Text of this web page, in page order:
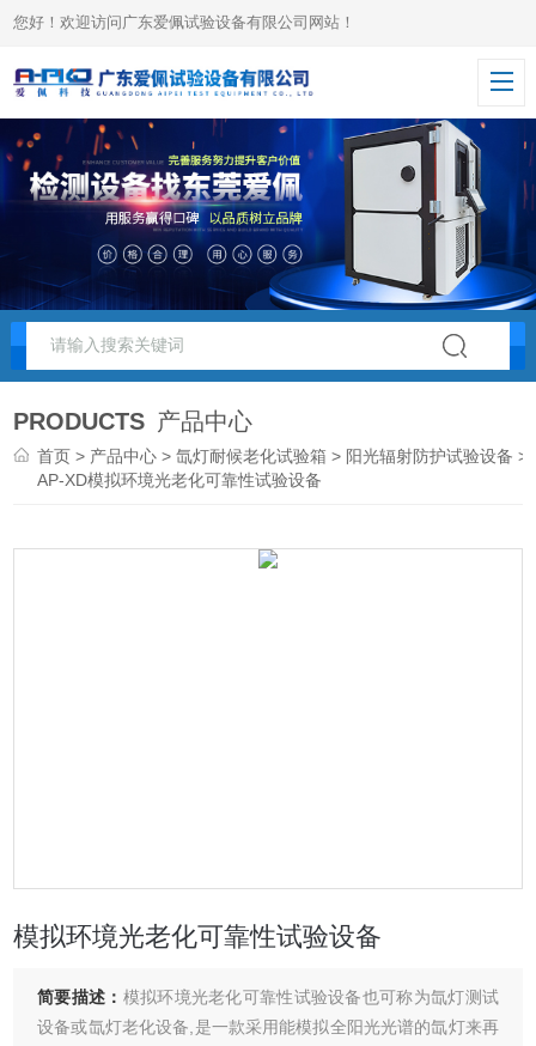
您好！欢迎访问广东爱佩试验设备有限公司网站！
PRODUCTS 产品中心
首页 > 产品中心 >氙灯耐候老化试验箱 > 阳光辐射防护试验设备 >
AP-XD模拟环境光老化可靠性试验设备
模拟环境光老化可靠性试验设备
简要描述： 模拟环境光老化可靠性试验设备也可称为氙灯测试
设备或氙灯老化设备,是一款采用能模拟全阳光光谱的氙灯来再